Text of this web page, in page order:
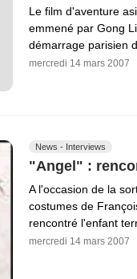
Le film d'aventure
emmené par Gong
démarrage parisien
mercredi 14 mars 2007
News - Interviews
"Angel" :
A l'occasion de la
costumes de
rencontré l'enfant
mercredi 14 mars 2007